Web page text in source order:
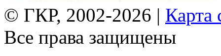
© ГКР, 2002-2026 | Карта
Все права защищены